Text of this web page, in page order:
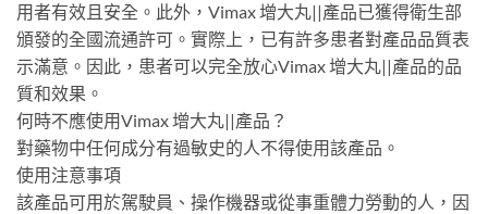
用者有效且安全。此外，Vimax 增大丸||產品已獲得衛生部
頒發的全國流通許可。實際上，已有許多患者對產品品質表
示滿意。因此，患者可以完全放心Vimax 增大丸||產品的品
質和效果。
何時不應使用Vimax 增大丸||產品？
對藥物中任何成分有過敏史的人不得使用該產品。
使用注意事項
該產品可用於駕駛員、操作機器或從事重體力勞動的人，因